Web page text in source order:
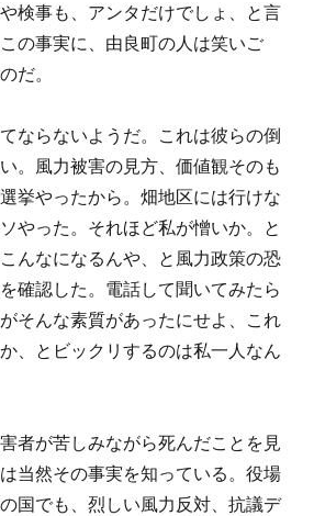
検事も、アンタだけでしょ、と言
の事実に、由良町の人は笑いご
だ。
ならないようだ。これは彼らの倒
。風力被害の見方、価値観そのも
挙やったから。畑地区には行けな
やった。それほど私が憎いか。と
んなになるんや、と風力政策の恐
確認した。電話して聞いてみたら
そんな素質があったにせよ、これ
、とビックリするのは私一人なん
者が苦しみながら死んだことを見
当然その事実を知っている。役場
国でも、烈しい風力反対、抗議デ